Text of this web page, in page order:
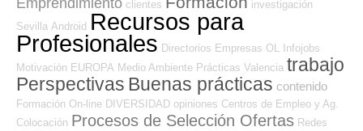
Emprendimiento clientes
investigación
Sevilla Android Recursos para
Profesionales Directorios Empresas OL Infojobs
Motivación EUROPA Medio Ambiente Prácticas Valencia trabajo
Perspectivas Buenas prácticas contenido
Formación On-line DIVERSIDAD opiniones Centros de Empleo y Ag.
Colocación Procesos de Selección Ofertas Redes